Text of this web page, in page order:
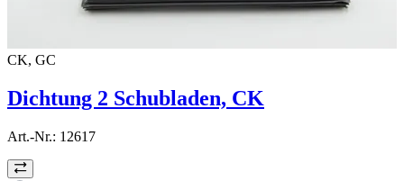
CK, GC
Dichtung 2 Schubladen, CK
Art.-Nr.: 12617